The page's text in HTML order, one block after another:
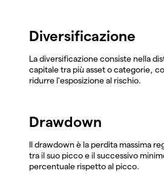
Diversificazione
La diversificazione consiste nella
capitale tra più asset o categorie,
ridurre l'esposizione al rischio.
Drawdown
Il drawdown è la perdita massima
tra il suo picco e il successivo
percentuale rispetto al picco.